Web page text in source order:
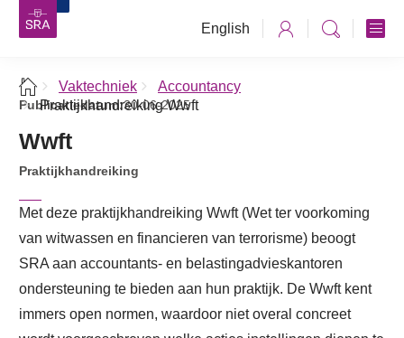
English
Vaktechniek
Accountancy
Praktijkhandreiking Wwft
Publicatiedatum:30-06-2025
Wwft
Praktijkhandreiking
Met deze praktijkhandreiking Wwft (Wet ter voorkoming
van witwassen en financieren van terrorisme) beoogt
SRA aan accountants- en belastingadvieskantoren
ondersteuning te bieden aan hun praktijk. De Wwft kent
immers open normen, waardoor niet overal concreet